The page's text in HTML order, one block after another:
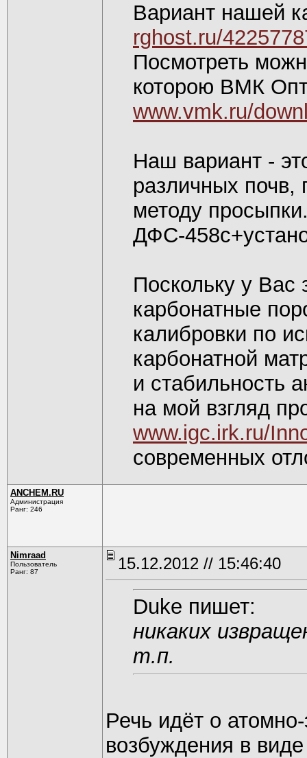
Вариант нашей
rghost.ru/
Посмотреть
которою ВМК
www.vmk.ru/
Наш вариант -
различных
методу
ДФС-
Поскольку у Вас
карбонатные
калибровки по
карбонатной
и стабильность
на мой взгляд
www.igc.irk.ru/
современных
ANCHEM.RU
Администрация
Ранг: 246
Nimraad
Пользователь
Ранг: 87
15.12.2012 // 15:46:40
Duke пишет:
никаких
т.п.
Речь идёт о
возбуждения в